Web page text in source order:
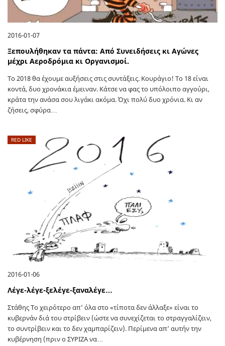
2016-01-07
Ξεπουλήθηκαν τα πάντα: Από Συνειδήσεις κι Αγώνες
μέχρι Αεροδρόμια κι Οργανισμοί.
Το 2018 θα έχουμε αυξήσεις στις συντάξεις. Κουράγιο! Το 18 είναι
κοντά, δυο χρονάκια έμειναν. Κάτσε να φας το υπόλοιπο αγγούρι,
κράτα την ανάσα σου λιγάκι ακόμα. Όχι πολύ δυο χρόνια. Κι αν
ζήσεις, σφύρα…
RED LIKE
2016-01-06
Λέγε-λέγε-ξελέγε-ξαναλέγε…
Στάθης Το χειρότερο απ’ όλα στο «τίποτα δεν άλλαξε» είναι το
κυβερνάν διά του στρίβειν (ώστε να συνεχίζεται το στραγγαλίζειν,
το συντρίβειν και το δεν χαμπαρίζειν). Περίμενα απ’ αυτήν την
κυβέρνηση (πριν ο ΣΥΡΙΖΑ να…